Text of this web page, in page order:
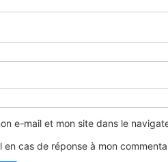
e-mail et mon site dans le
en cas de réponse à mon